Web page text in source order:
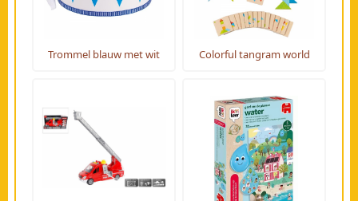
Trommel blauw met wit Colorful tangram world